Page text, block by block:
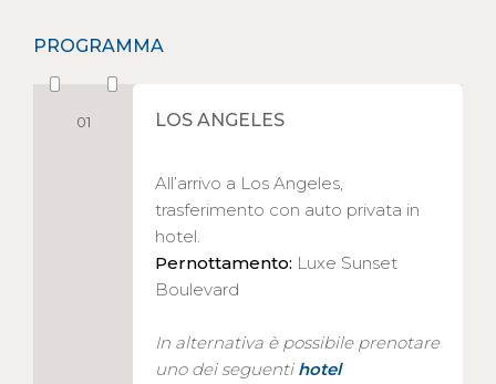
PROGRAMMA
01 LOS ANGELES
All’arrivo a Los Angeles,
trasferimento con auto privata in
hotel.
Pernottamento: Luxe Sunset
Boulevard
In alternativa è possibile prenotare
uno dei seguenti hotel